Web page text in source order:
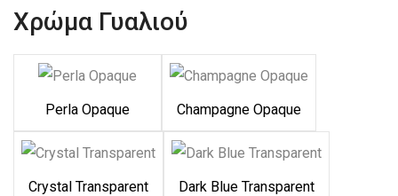
Χρώμα Γυαλιού
Perla Opaque Champagne Opaque
Crystal Transparent Dark Blue Transparent